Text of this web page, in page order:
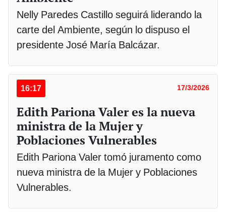
Nelly Paredes Castillo seguirá liderando la
carte del Ambiente, según lo dispuso el
presidente José María Balcázar.
16:17 17/3/2026
Edith Pariona Valer es la nueva
ministra de la Mujer y
Poblaciones Vulnerables
Edith Pariona Valer tomó juramento como
nueva ministra de la Mujer y Poblaciones
Vulnerables.